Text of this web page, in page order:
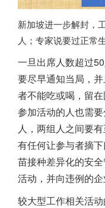
新加坡进一步解封，
人；专家说要过正常
一旦出席人数超过
要尽早通知当局，
者不能吃或喝，留在
参加活动的人也需
人，两组人之间要
有任何让参与者摘
苗接种差异化的安
活动，并向违例的企
较大型工作相关活